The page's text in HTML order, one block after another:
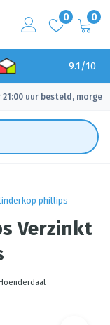
0 0
9.1/10
21:00 uur besteld, morgen
phillips
Verzinkt